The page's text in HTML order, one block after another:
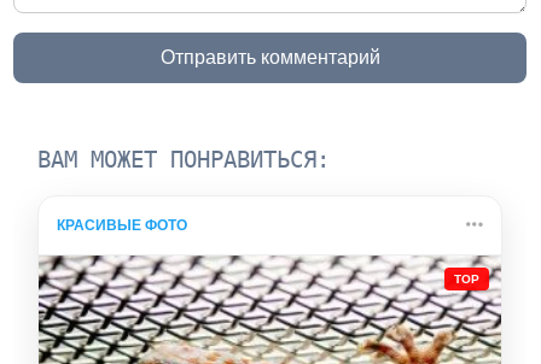
Отправить комментарий
ВАМ МОЖЕТ ПОНРАВИТЬСЯ:
КРАСИВЫЕ ФОТО
TOP